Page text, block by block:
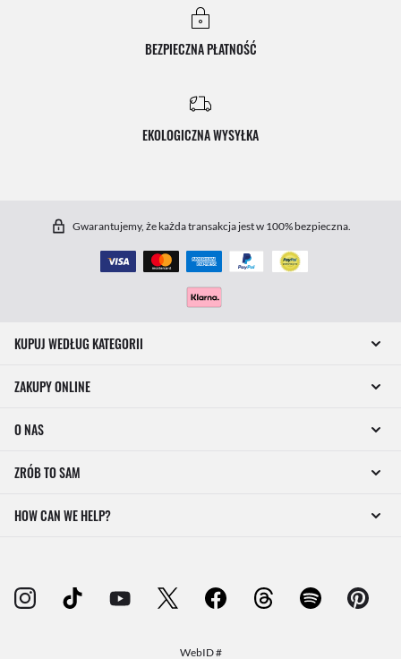
BEZPIECZNA PŁATNOŚĆ
EKOLOGICZNA WYSYŁKA
Gwarantujemy, że każda transakcja jest w 100% bezpieczna.
KUPUJ WEDŁUG KATEGORII
ZAKUPY ONLINE
O NAS
ZRÓB TO SAM
HOW CAN WE HELP?
WebID #